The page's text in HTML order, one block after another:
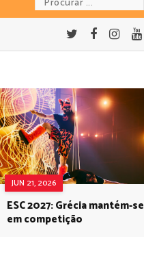
JUN 21, 2026
ESC 2027: Grécia mantém-se
em competição